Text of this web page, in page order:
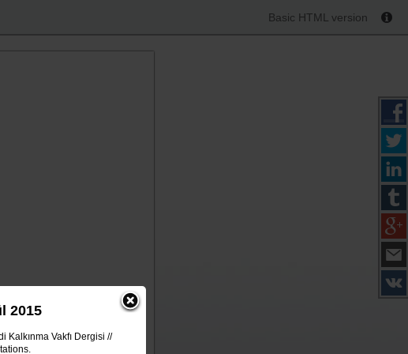
2015
Vakfı Dergisi //
Basic HTML version